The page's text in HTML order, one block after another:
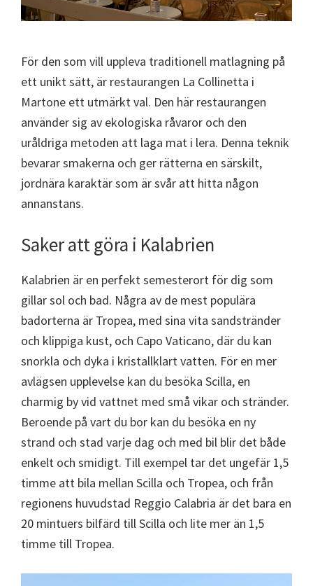
För den som vill uppleva traditionell matlagning på
ett unikt sätt, är restaurangen La Collinetta i
Martone ett utmärkt val. Den här restaurangen
använder sig av ekologiska råvaror och den
uråldriga metoden att laga mat i lera. Denna teknik
bevarar smakerna och ger rätterna en särskilt,
jordnära karaktär som är svår att hitta någon
annanstans.
Saker att göra i Kalabrien
Kalabrien är en perfekt semesterort för dig som
gillar sol och bad. Några av de mest populära
badorterna är Tropea, med sina vita sandstränder
och klippiga kust, och Capo Vaticano, där du kan
snorkla och dyka i kristallklart vatten. För en mer
avlägsen upplevelse kan du besöka Scilla, en
charmig by vid vattnet med små vikar och stränder.
Beroende på vart du bor kan du besöka en ny
strand och stad varje dag och med bil blir det både
enkelt och smidigt. Till exempel tar det ungefär 1,5
timme att bila mellan Scilla och Tropea, och från
regionens huvudstad Reggio Calabria är det bara en
20 mintuers bilfärd till Scilla och lite mer än 1,5
timme till Tropea.